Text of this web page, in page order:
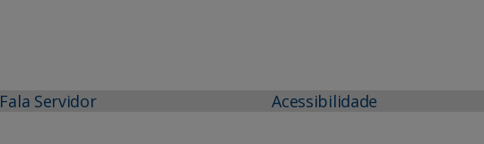
Fala Servidor Acessibilidade